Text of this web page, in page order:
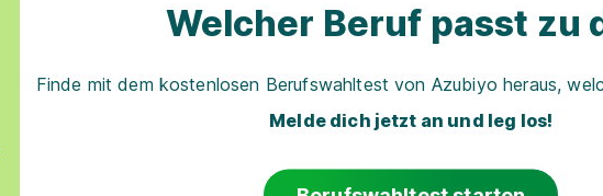
Welcher Beruf passt zu
Finde mit dem kostenlosen Berufswahltest von Azubiyo heraus,
Melde dich jetzt an und leg los!